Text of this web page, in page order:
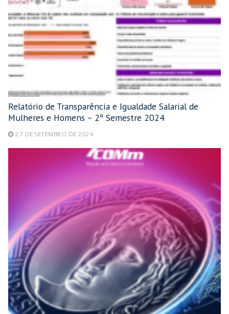
Relatório de Transparência e Igualdade Salarial de
Mulheres e Homens – 2º Semestre 2024
27 DE SETEMBRO DE 2024